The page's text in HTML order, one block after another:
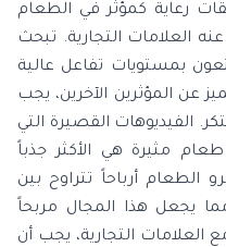
رعاية كمؤثر في الطعام
العلامات التجارية. تبحث
بمستويات تفاعل عالية
عن المؤثرين الآخرين، يجب
الفيديوهات القصيرة التي
مثيرة هي الأكثر جذباً
الطعام أرباحاً تتراوح بين
مما يجعل هذا المجال مربحاً
العلامات التجارية، يجب أن